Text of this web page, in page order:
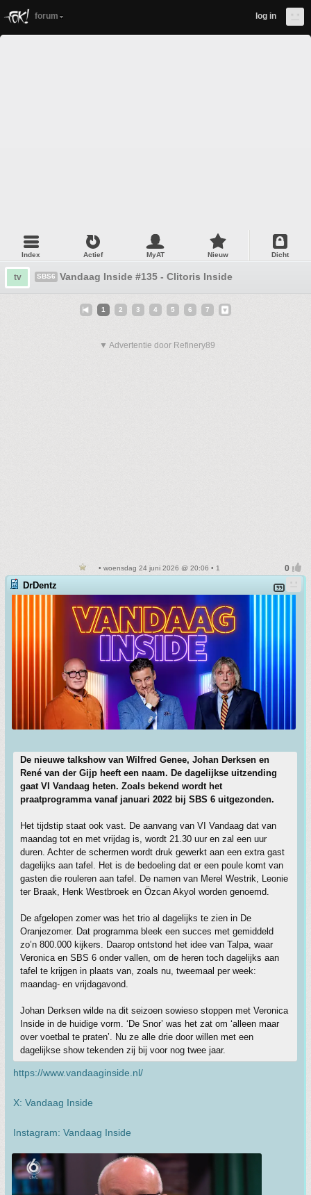
forum log in
Index Actief MyAT Nieuw Dicht
tv SBS6 Vandaag Inside #135 - Clitoris Inside
1 2 3 4 5 6 7
▼ Advertentie door Refinery89
• woensdag 24 juni 2026 @ 20:06 • 1
DrDentz
De nieuwe talkshow van Wilfred Genee, Johan Derksen en
René van der Gijp heeft een naam. De dagelijkse uitzending
gaat VI Vandaag heten. Zoals bekend wordt het
praatprogramma vanaf januari 2022 bij SBS 6 uitgezonden.
Het tijdstip staat ook vast. De aanvang van VI Vandaag dat van
maandag tot en met vrijdag is, wordt 21.30 uur en zal een uur
duren. Achter de schermen wordt druk gewerkt aan een extra gast
dagelijks aan tafel. Het is de bedoeling dat er een poule komt van
gasten die rouleren aan tafel. De namen van Merel Westrik, Leonie
ter Braak, Henk Westbroek en Özcan Akyol worden genoemd.
De afgelopen zomer was het trio al dagelijks te zien in De
Oranjezomer. Dat programma bleek een succes met gemiddeld
zo’n 800.000 kijkers. Daarop ontstond het idee van Talpa, waar
Veronica en SBS 6 onder vallen, om de heren toch dagelijks aan
tafel te krijgen in plaats van, zoals nu, tweemaal per week:
maandag- en vrijdagavond.
Johan Derksen wilde na dit seizoen sowieso stoppen met Veronica
Inside in de huidige vorm. ‘De Snor’ was het zat om ‘alleen maar
over voetbal te praten’. Nu ze alle drie door willen met een
dagelijkse show tekenden zij bij voor nog twee jaar.
https://www.vandaaginside.nl/
X: Vandaag Inside
Instagram: Vandaag Inside